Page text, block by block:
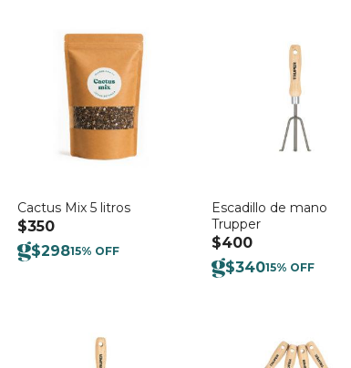
Cactus Mix 5 litros
$350
$29815% OFF
Escadillo de mano
Trupper
$400
$34015% OFF